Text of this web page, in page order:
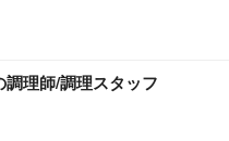
理師/調理スタッフ